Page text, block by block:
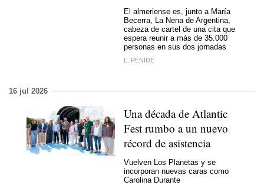
El almeriense es, junto a María
Becerra, La Nena de Argentina,
cabeza de cartel de una cita que
espera reunir a más de 35.000
personas en sus dos jornadas
L. PENIDE
16 jul 2026
Una década de Atlantic
Fest rumbo a un nuevo
récord de asistencia
Vuelven Los Planetas y se
incorporan nuevas caras como
Carolina Durante